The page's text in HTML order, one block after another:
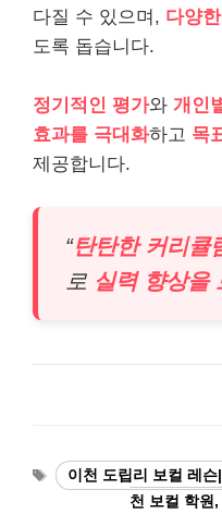
다질 수 있으며, 다양
도록 돕습니다.
정기적인 평가와 개인
효과를 극대화하고 목
제공합니다.
“탄탄한 커리큘
로 실력 향상을
Tags이천 도립리 보컬 레
천 보컬 학원